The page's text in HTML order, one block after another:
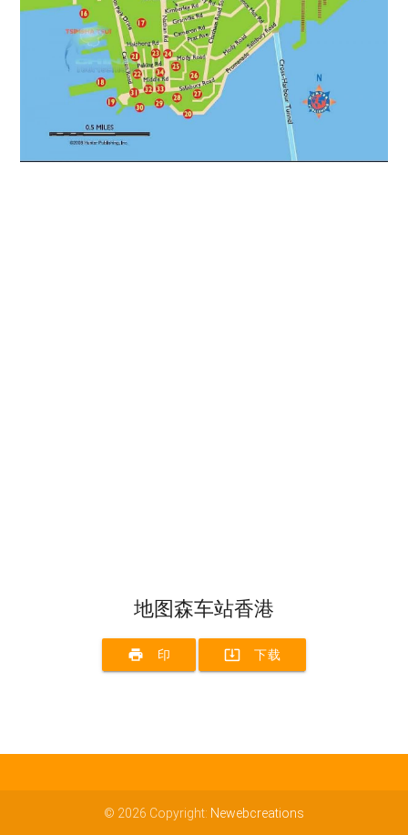
地图森车站香港
print 印 system_update_alt 下载
© 2026 Copyright: Newebcreations